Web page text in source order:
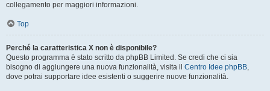
collegamento per maggiori informazioni.
Top
Perché la caratteristica X non è disponibile?
Questo programma è stato scritto da phpBB Limited. Se credi che ci sia
bisogno di aggiungere una nuova funzionalità, visita il Centro Idee phpBB,
dove potrai supportare idee esistenti o suggerire nuove funzionalità.